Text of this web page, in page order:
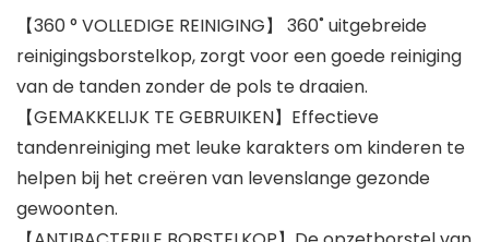
【360 ° VOLLEDIGE REINIGING】 360˚ uitgebreide
reinigingsborstelkop, zorgt voor een goede reiniging
van de tanden zonder de pols te draaien.
【GEMAKKELIJK TE GEBRUIKEN】Effectieve
tandenreiniging met leuke karakters om kinderen te
helpen bij het creëren van levenslange gezonde
gewoonten.